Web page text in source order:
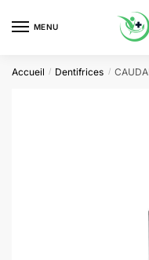
MENU
Accueil / Dentifrices /